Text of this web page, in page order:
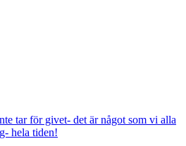
tar för givet- det är något som vi alla
hela tiden!